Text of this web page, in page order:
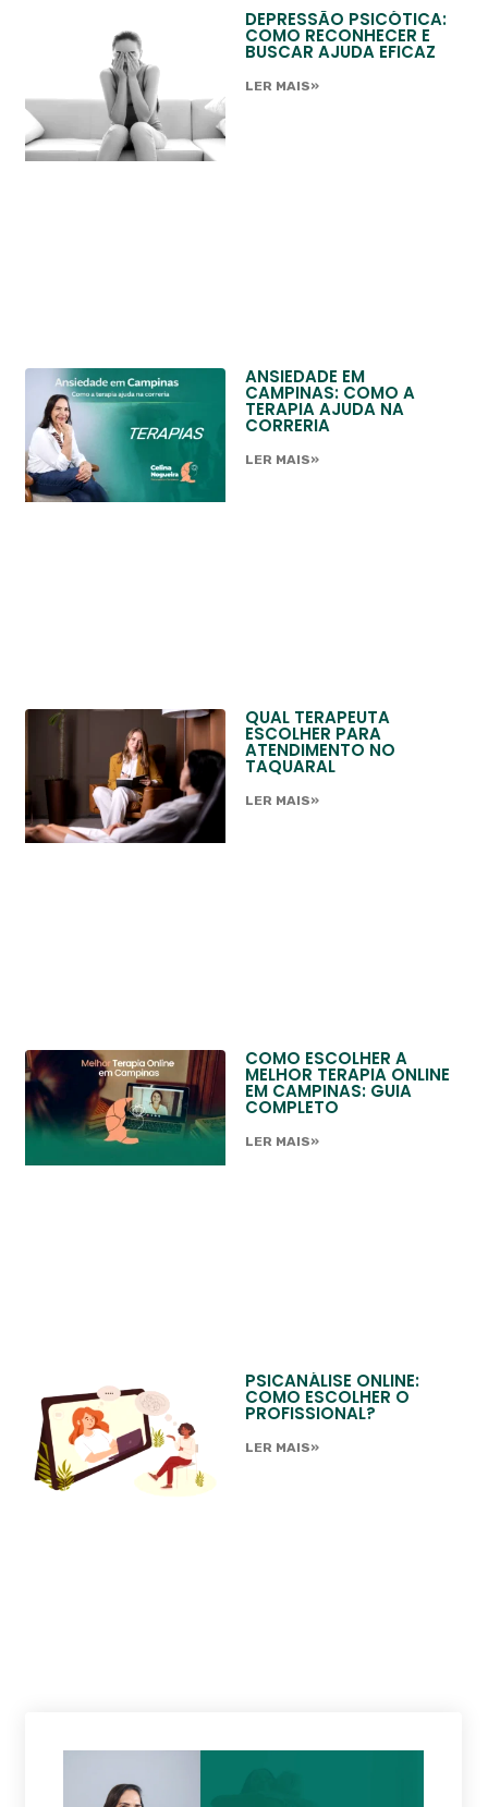
DEPRESSÃO PSICÓTICA:
COMO RECONHECER E
BUSCAR AJUDA EFICAZ
LER MAIS»
ANSIEDADE EM
CAMPINAS: COMO A
TERAPIA AJUDA NA
CORRERIA
LER MAIS»
QUAL TERAPEUTA
ESCOLHER PARA
ATENDIMENTO NO
TAQUARAL
LER MAIS»
COMO ESCOLHER A
MELHOR TERAPIA ONLINE
EM CAMPINAS: GUIA
COMPLETO
LER MAIS»
PSICANÁLISE ONLINE:
COMO ESCOLHER O
PROFISSIONAL?
LER MAIS»